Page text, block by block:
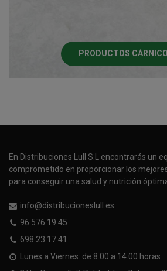
PRODUCTOS
En Distribuciones Lull S.L encontrarás un
comprometido en proporcionar los
para conseguir una salud y nutrición
info@distribucioneslull.es
96 576 19 45
698 23 17 41
Lunes a Viernes: de 8.00 a 14.00 horas